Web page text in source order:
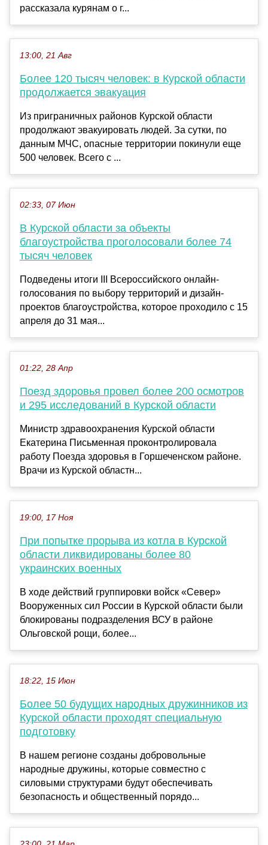
рассказала курянам о г...
13:00, 21 Авг
Более 120 тысяч человек: в Курской области
продолжается эвакуация
Из приграничных районов Курской области
продолжают эвакуировать людей. За сутки, по
данным МЧС, опасные территории покинули еще
500 человек. Всего с ...
02:33, 07 Июн
В Курской области за объекты
благоустройства проголосовали более 74
тысяч человек
Подведены итоги III Всероссийского онлайн-
голосования по выбору территорий и дизайн-
проектов благоустройства, которое проходило с 15
апреля до 31 мая...
01:22, 28 Апр
Поезд здоровья провел более 200 осмотров
и 295 исследований в Курской области
Министр здравоохранения Курской области
Екатерина Письменная проконтролировала
работу Поезда здоровья в Горшеченском районе.
Врачи из Курской областн...
19:00, 17 Ноя
При попытке прорыва из котла в Курской
области ликвидированы более 80
украинских военных
В ходе действий группировки войск «Север»
Вооруженных сил России в Курской области были
блокированы подразделения ВСУ в районе
Ольговской рощи, более...
18:22, 15 Июн
Более 50 будущих народных дружинников из
Курской области проходят специальную
подготовку
В нашем регионе созданы добровольные
народные дружины, которые совместно с
силовыми структурами будут обеспечивать
безопасность и общественный порядо...